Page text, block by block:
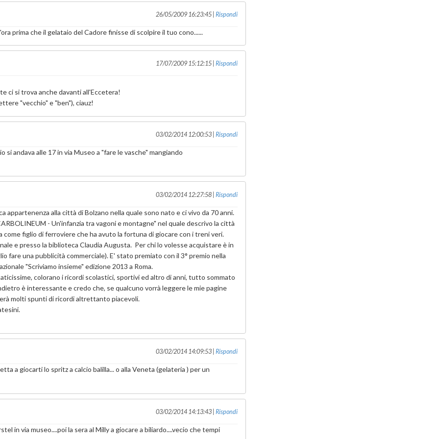
26/05/2009 16:23:45 | Rispondi
prima che il gelataio del Cadore finisse di scolpire il tuo cono......
17/07/2009 15:12:15 |Rispondi
ci si trova anche davanti all'Eccetera!
"vecchio" e "ben"), ciauz!
03/02/2014 12:00:53 |Rispondi
si andava alle 17 in via Museo a "fare le vasche" mangiando
03/02/2014 12:27:58 | Rispondi
appartenenza alla città di Bolzano nella quale sono nato e ci vivo da 70 anni.
- Un'infanzia tra vagoni e montagne" nel quale descrivo la città
come figlio di ferroviere che ha avuto la fortuna di giocare con i treni veri.
e presso la biblioteca Claudia Augusta. Per chi lo volesse acquistare è in
fare una pubblicità commerciale). E' stato premiato con il 3° premio nella
"Scriviamo insieme" edizione 2013 a Roma.
colorano i ricordi scolastici, sportivi ed altro di anni, tutto sommato
è interessante e credo che, se qualcuno vorrà leggere le mie pagine
molti spunti di ricordi altrettanto piacevoli.
03/02/2014 14:09:53 |Rispondi
a giocarti lo spritz a calcio balilla... o alla Veneta (gelateria ) per un
03/02/2014 14:13:43 | Rispondi
in via museo....poi la sera al Milly a giocare a biliardo....vecio che tempi